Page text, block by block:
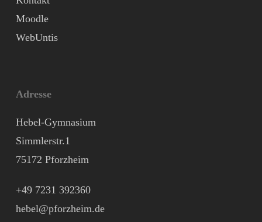
Moodle
WebUntis
Adresse
Hebel-Gymnasium
Simmlerstr.1
75172 Pforzheim
+49 7231 392360
hebel@pforzheim.de